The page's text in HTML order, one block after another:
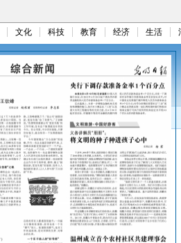
文化 科技 教育 经济 生活